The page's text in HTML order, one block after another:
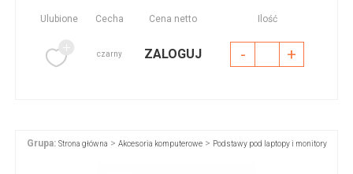
Ulubione Cecha Cena netto Ilość
czarny ZALOGUJ - +
Grupa: Strona główna > Akcesoria komputerowe> Podstawy pod laptopy i monitory